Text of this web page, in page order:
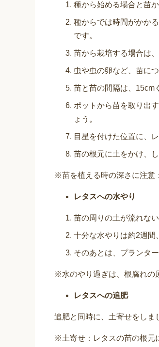
種から始める場合と苗
種からでは時間がかか
です。
苗から栽培する場合は
虫や虫の卵など、苗に
苗と苗の間隔は、15cm
ポットから苗を取り出
ょう。
目星を付けた位置に、
苗の根元に土をかけ、
※苗を植える時の深さに注意
レタスへの水やり
苗の周りの土が流れな
十分な水やりは約2週間
そのあとは、プランタ
※水のやり過ぎは、根腐れの
レタスへの追肥
追肥と同時に、土寄せをしま
※土寄せ：レタスの苗の根元